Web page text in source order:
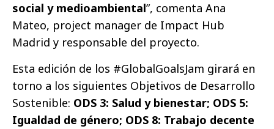
social y medioambiental”, comenta Ana
Mateo, project manager de Impact Hub
Madrid y responsable del proyecto.
Esta edición de los #GlobalGoalsJam girará en
torno a los siguientes Objetivos de Desarrollo
Sostenible: ODS 3: Salud y bienestar; ODS 5:
Igualdad de género; ODS 8: Trabajo decente